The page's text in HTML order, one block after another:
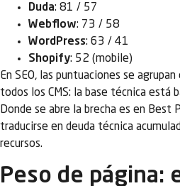
Duda: 81 / 57
Webflow: 73 / 58
WordPress: 63 / 41
Shopify: 52 (mobile)
En SEO, las puntuaciones se
todos los CMS: la base técnica está
Donde se abre la brecha es en Best
traducirse en deuda técnica
recursos.
Peso de página: